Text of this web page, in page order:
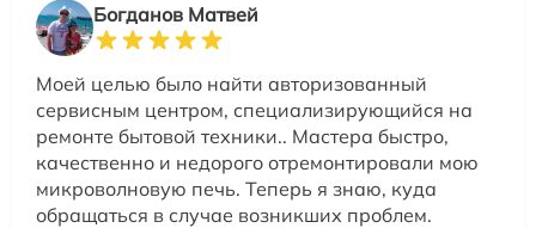
Богданов Матвей
Моей целью было найти авторизованный
сервисным центром, специализирующийся на
ремонте бытовой техники.. Мастера быстро,
качественно и недорого отремонтировали мою
микроволновую печь. Теперь я знаю, куда
обращаться в случае возникших проблем.